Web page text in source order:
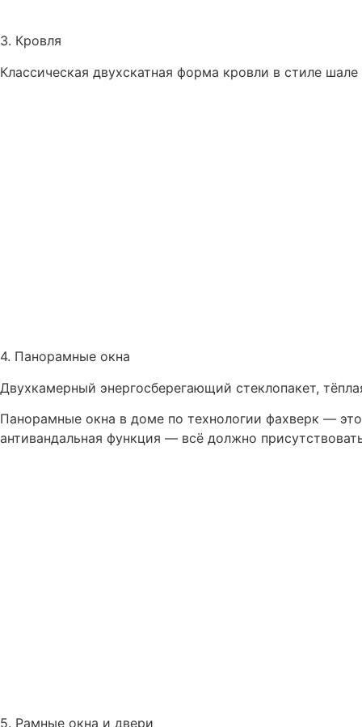
3. Кровля
Классическая двухскатная форма кровли в стиле
4. Панорамные окна
Двухкамерный энергосберегающий стеклопакет,
Панорамные окна в доме по технологии фахверк —
антивандальная функция — всё должно
5. Рамные окна и двери